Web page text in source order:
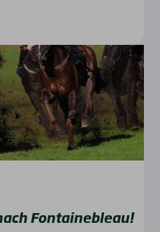
Fon­taine­bleau!